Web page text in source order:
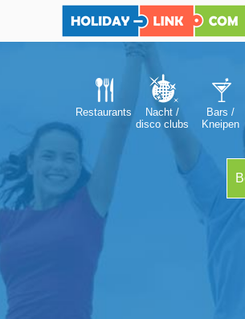
Restaurants
Nacht /
disco clubs
Bars /
Kneipen